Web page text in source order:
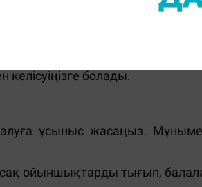
қалады. Кеш соңында
кейпіне енгенін жақсы
келісуіңізге болады.
ұсыныс жасаңыз.
ойыншықтарды тығып,